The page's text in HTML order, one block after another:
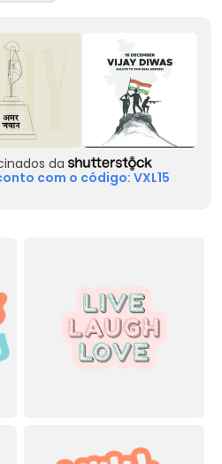
da
com o código: VXL15